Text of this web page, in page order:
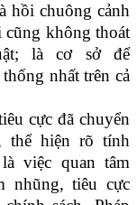
hồi chuông cảnh
cũng không thoát
là cơ sở để
nhất trên cả
cực đã chuyển
thể hiện rõ tính
việc quan tâm
nhũng, tiêu cực